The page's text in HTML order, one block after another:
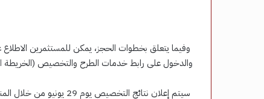
وفيما يتعلق بخطوات الحجز، يمكن للمستثمرين
والدخول على رابط خدمات الطرح والتخصيص (الخريطة
سيتم إعلان نتائج